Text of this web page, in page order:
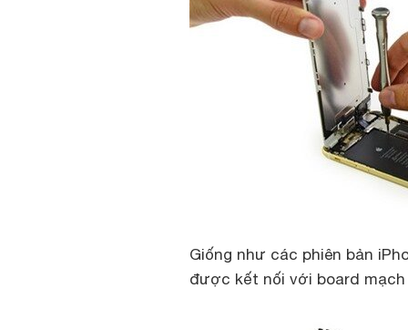
Giống như các phiên bản
được kết nối với board